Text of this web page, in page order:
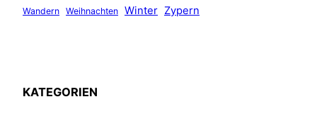
Wandern Weihnachten Winter Zypern
KATEGORIEN